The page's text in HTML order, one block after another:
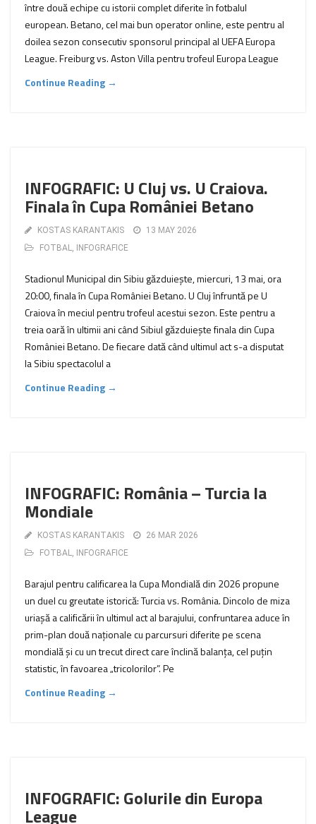
între două echipe cu istorii complet diferite în fotbalul
european. Betano, cel mai bun operator online, este pentru al
doilea sezon consecutiv sponsorul principal al UEFA Europa
League. Freiburg vs. Aston Villa pentru trofeul Europa League
Continue Reading →
INFOGRAFIC: U Cluj vs. U Craiova.
Finala în Cupa României Betano
KOSTAS KARANTAKIS
13 MAY 2026
FOTBAL, INFOGRAFICE
Stadionul Municipal din Sibiu găzduiește, miercuri, 13 mai, ora
20:00, finala în Cupa României Betano. U Cluj înfruntă pe U
Craiova în meciul pentru trofeul acestui sezon. Este pentru a
treia oară în ultimii ani când Sibiul găzduiește finala din Cupa
României Betano. De fiecare dată când ultimul act s-a disputat
la Sibiu spectacolul a
Continue Reading →
INFOGRAFIC: România – Turcia la
Mondiale
KOSTAS KARANTAKIS
26 MAR 2026
FOTBAL, INFOGRAFICE
Barajul pentru calificarea la Cupa Mondială din 2026 propune
un duel cu greutate istorică: Turcia vs. România. Dincolo de miza
uriașă a calificării în ultimul act al barajului, confruntarea aduce în
prim-plan două naționale cu parcursuri diferite pe scena
mondială și cu un trecut direct care înclină balanța, cel puțin
statistic, în favoarea „tricolorilor”. Pe
Continue Reading →
INFOGRAFIC: Golurile din Europa
League